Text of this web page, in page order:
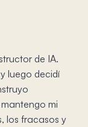
de IA.
luego decidí
mi
los fracasos y